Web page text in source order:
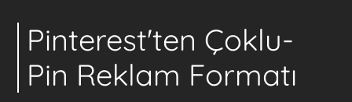
Pinterest'ten Çoklu-
Pin Reklam Formatı